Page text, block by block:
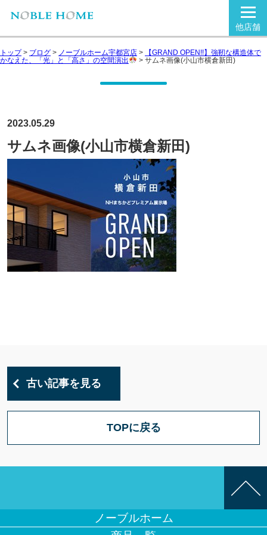
他店舗
トップ> ブログ > ノーブルホーム宇都宮店 >
【GRAND OPEN!!】強靭な構造体で
かなえた、「光」と「高さ」の空間演出
> サムネ画像(小山市横倉新田)
2023.05.29
サムネ画像(小山市横倉新田)
古い記事を見る
TOPに戻る
ノーブルホーム